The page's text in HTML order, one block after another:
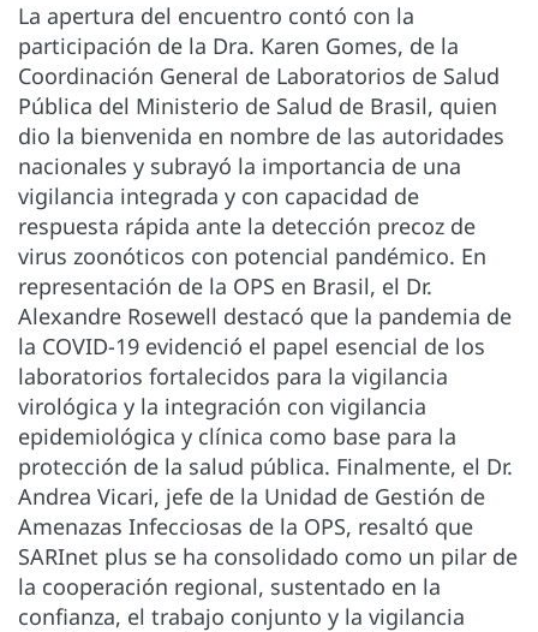
La apertura del encuentro contó con la
participación de la Dra. Karen Gomes, de la
Coordinación General de Laboratorios de Salud
Pública del Ministerio de Salud de Brasil, quien
dio la bienvenida en nombre de las autoridades
nacionales y subrayó la importancia de una
vigilancia integrada y con capacidad de
respuesta rápida ante la detección precoz de
virus zoonóticos con potencial pandémico. En
representación de la OPS en Brasil, el Dr.
Alexandre Rosewell destacó que la pandemia de
la COVID-19 evidenció el papel esencial de los
laboratorios fortalecidos para la vigilancia
virológica y la integración con vigilancia
epidemiológica y clínica como base para la
protección de la salud pública. Finalmente, el Dr.
Andrea Vicari, jefe de la Unidad de Gestión de
Amenazas Infecciosas de la OPS, resaltó que
SARInet plus se ha consolidado como un pilar de
la cooperación regional, sustentado en la
confianza, el trabajo conjunto y la vigilancia